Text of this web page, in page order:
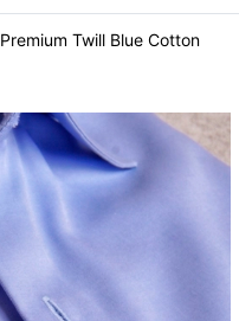
Premium Twill Blue Cotton